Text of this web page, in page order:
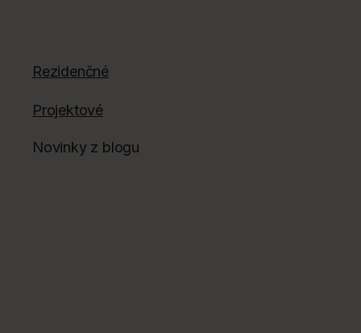
Rezidenčné
Projektové
Novinky z blogu